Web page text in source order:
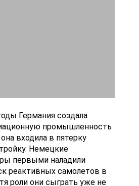
Германия создала
промышленность
входила в пятерку
Немецкие
первыми наладили
реактивных самолетов в
роли они сыграть уже не